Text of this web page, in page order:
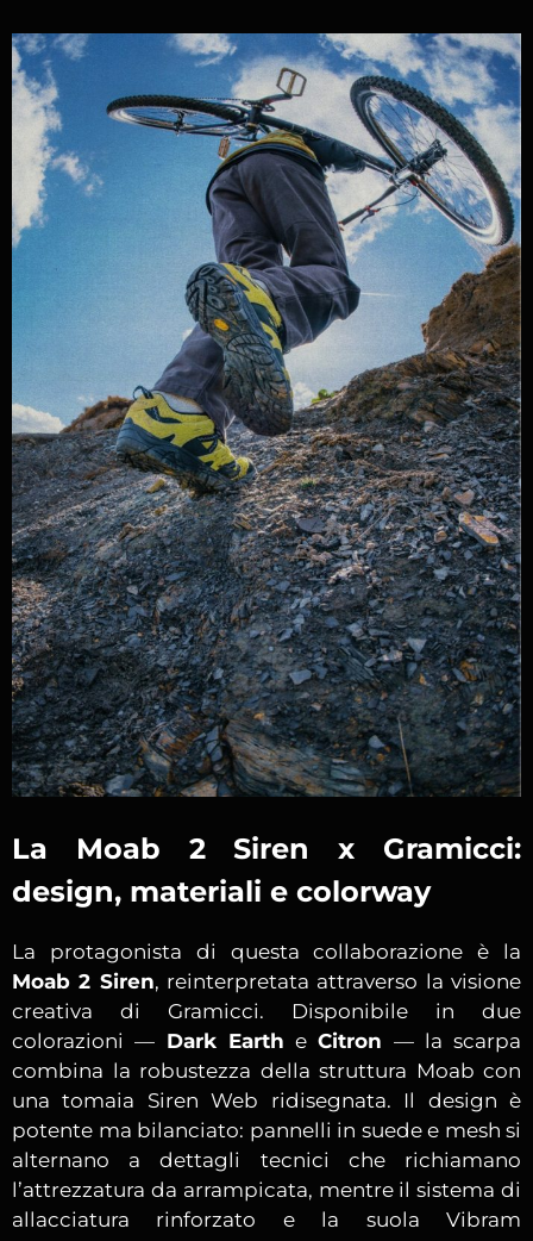
La Moab 2 Siren x Gramicci:
design, materiali e colorway
La protagonista di questa collaborazione è la
Moab 2 Siren, reinterpretata attraverso la visione
creativa di Gramicci. Disponibile in due
colorazioni — Dark Earth eCitron — la scarpa
combina la robustezza della struttura Moab con
una tomaia Siren Web ridisegnata. Il design è
potente ma bilanciato: pannelli in suede e mesh si
alternano a dettagli tecnici che richiamano
l’attrezzatura da arrampicata, mentre il sistema di
allacciatura rinforzato e la suola Vibram